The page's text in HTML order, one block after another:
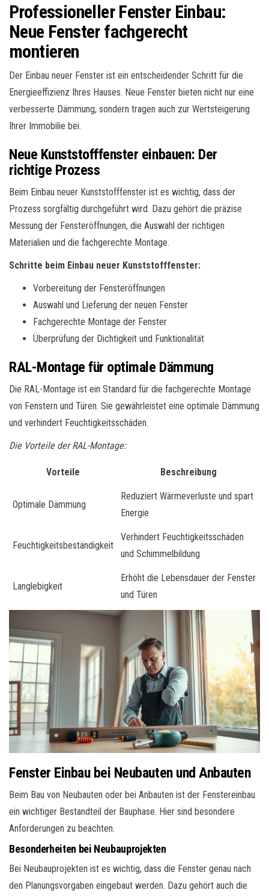
Professioneller Fenster Einbau:
Neue Fenster fachgerecht
montieren
Der Einbau neuer Fenster ist ein entscheidender Schritt für die
Energieeffizienz Ihres Hauses. Neue Fenster bieten nicht nur eine
verbesserte Dämmung, sondern tragen auch zur Wertsteigerung
Ihrer Immobilie bei.
Neue Kunststofffenster einbauen: Der
richtige Prozess
Beim Einbau neuer Kunststofffenster ist es wichtig, dass der
Prozess sorgfältig durchgeführt wird. Dazu gehört die präzise
Messung der Fensteröffnungen, die Auswahl der richtigen
Materialien und die fachgerechte Montage.
Schritte beim Einbau neuer Kunststofffenster:
Vorbereitung der Fensteröffnungen
Auswahl und Lieferung der neuen Fenster
Fachgerechte Montage der Fenster
Überprüfung der Dichtigkeit und Funktionalität
RAL-Montage für optimale Dämmung
Die RAL-Montage ist ein Standard für die fachgerechte Montage
von Fenstern und Türen. Sie gewährleistet eine optimale Dämmung
und verhindert Feuchtigkeitsschäden.
Die Vorteile der RAL-Montage:
Vorteile Beschreibung
Optimale Dämmung
Reduziert Wärmeverluste und spart
Energie
Feuchtigkeitsbeständigkeit
Verhindert Feuchtigkeitsschäden
und Schimmelbildung
Langlebigkeit
Erhöht die Lebensdauer der Fenster
und Türen
Fenster Einbau bei Neubauten und Anbauten
Beim Bau von Neubauten oder bei Anbauten ist der Fenstereinbau
ein wichtiger Bestandteil der Bauphase. Hier sind besondere
Anforderungen zu beachten.
Besonderheiten bei Neubauprojekten
Bei Neubauprojekten ist es wichtig, dass die Fenster genau nach
den Planungsvorgaben eingebaut werden. Dazu gehört auch die